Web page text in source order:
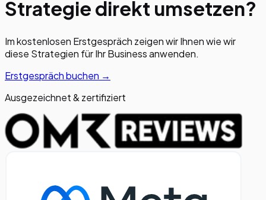
Strategie direkt umsetzen?
Im kostenlosen Erstgespräch zeigen wir Ihnen wie wir
diese Strategien für Ihr Business anwenden.
Erstgespräch buchen →
Ausgezeichnet & zertifiziert